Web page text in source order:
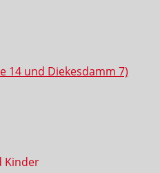
14 und Diekesdamm 7)
Kinder